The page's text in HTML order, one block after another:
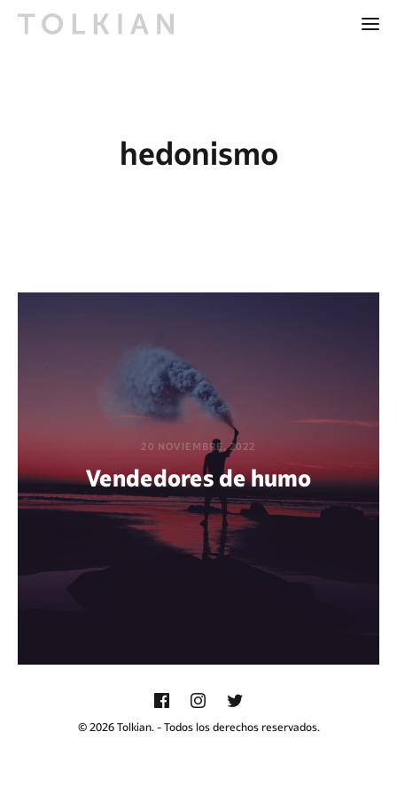
hedonismo
20 NOVIEMBRE, 2022
Vendedores de humo
POR BEATRIZ AZAÑEDO
© 2026 Tolkian. - Todos los derechos reservados.